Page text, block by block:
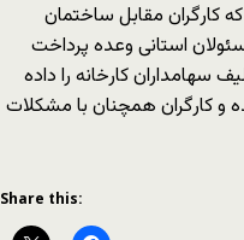
کارگران مقابل ساختمان
استانی وعده پرداخت
سهامداران کارخانه را داده
و کارگران همچنان با مشکلات
Share this: